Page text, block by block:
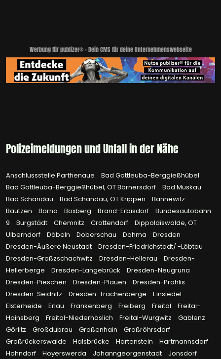
Werbung für publizer® - Dein CMS für deine Unternehmenswebseite
Polizeimeldungen und Unfall in der Nähe
Anschlussstelle Parthenaue
Bad Gottleuba-Berggießhübel
Bad Gottleuba-Berggießhübel, OT Börnersdorf
Bad Muskau
Bad Schandau
Bad Schandau, OT Krippen
Bannewitz
Bautzen
Borna Boxberg Brand-Erbisdorf
Bundesautobahn
9
Burgstädt Chemnitz Crottendorf
Dippoldiswalde, OT
Ulberndorf
Döbeln Doberschau Dohma
Dresden
Dresden-Äußere Neustadt
Dresden-Friedrichstadt/ -Löbtau
Dresden-Großzschachwitz
Dresden-Hellerau
Dresden-
Hellerberge
Dresden-Langebrück
Dresden-Neugruna
Dresden-Pieschen
Dresden-Plauen
Dresden-Prohlis
Dresden-Seidnitz
Dresden-Trachenberge
Einsiedel
Elsterheide
Erlau Frankenberg Freiberg Freital
Freital-
Hainsberg
Freital-Niederhäslich Freital-Wurgwitz
Gablenz
Görlitz
Großdubrau Großenhain
Großröhrsdorf
Großrückerswalde
Halsbrücke Hartenstein
Hartmannsdorf
Hohndorf
Hoyerswerda Johanngeorgenstadt
Jonsdorf